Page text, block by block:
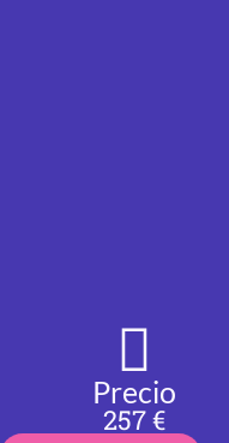
Precio
257 €